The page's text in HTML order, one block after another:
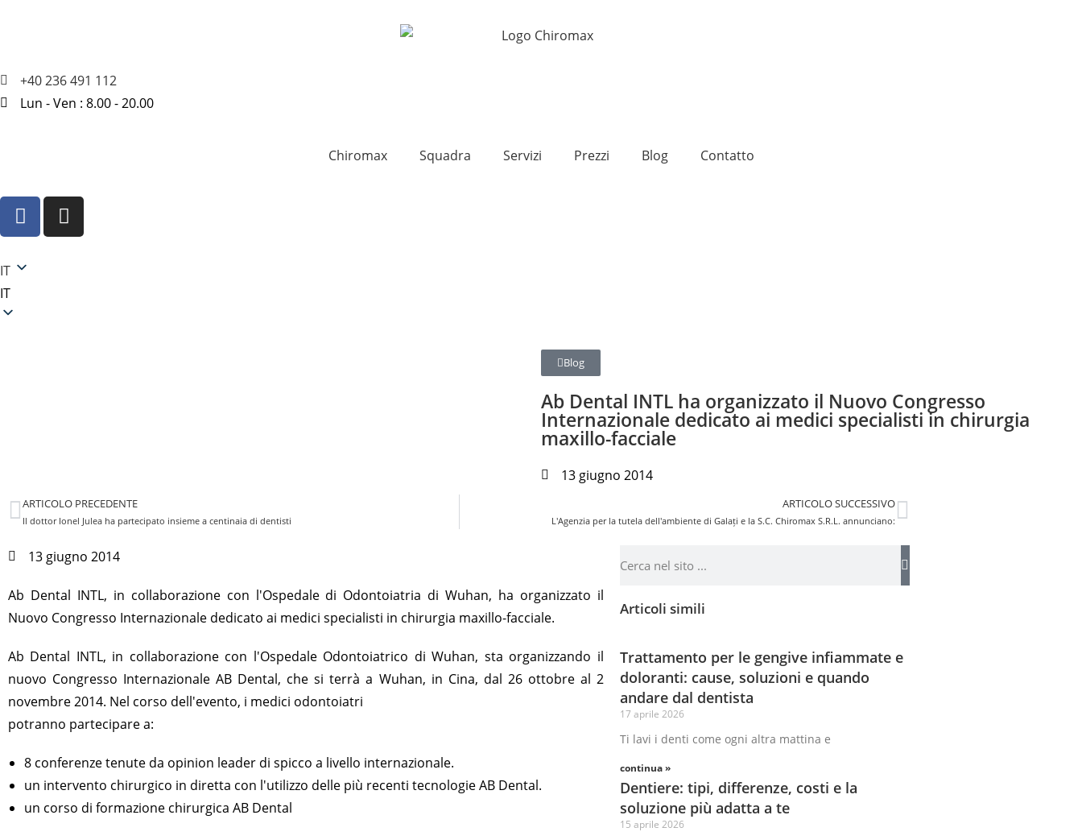
+40 236 491 112
Lun - Ven : 8.00 - 20.00
Chiromax Squadra Servizi Prezzi Blog Contatto
IT
IT
Blog
Ab Dental INTL ha organizzato il Nuovo Congresso
Internazionale dedicato ai medici specialisti in chirurgia
maxillo-facciale
13 giugno 2014
ARTICOLO PRECEDENTE
Il dottor Ionel Julea ha partecipato insieme a centinaia di dentisti
ARTICOLO SUCCESSIVO
L'Agenzia per la tutela dell'ambiente di Galați e la S.C. Chiromax S.R.L. annunciano:
13 giugno 2014
Ab Dental INTL, in collaborazione con l'Ospedale di Odontoiatria di Wuhan, ha organizzato il
Nuovo Congresso Internazionale dedicato ai medici specialisti in chirurgia maxillo-facciale.
Ab Dental INTL, in collaborazione con l'Ospedale Odontoiatrico di Wuhan, sta organizzando il
nuovo Congresso Internazionale AB Dental, che si terrà a Wuhan, in Cina, dal 26 ottobre al 2
novembre 2014. Nel corso dell'evento, i medici odontoiatri
potranno partecipare a:
8 conferenze tenute da opinion leader di spicco a livello internazionale.
un intervento chirurgico in diretta con l'utilizzo delle più recenti tecnologie AB Dental.
un corso di formazione chirurgica AB Dental
Articoli simili
Trattamento per le gengive infiammate e
doloranti: cause, soluzioni e quando
andare dal dentista
17 aprile 2026
Ti lavi i denti come ogni altra mattina e
continua »
Dentiere: tipi, differenze, costi e la
soluzione più adatta a te
15 aprile 2026